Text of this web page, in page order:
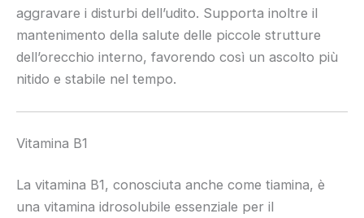
aggravare i disturbi dell’udito. Supporta inoltre il
mantenimento della salute delle piccole strutture
dell’orecchio interno, favorendo così un ascolto più
nitido e stabile nel tempo.
Vitamina B1
La vitamina B1, conosciuta anche come tiamina, è
una vitamina idrosolubile essenziale per il